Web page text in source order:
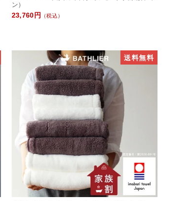
ン）
23,760円
（税込）
送料無料